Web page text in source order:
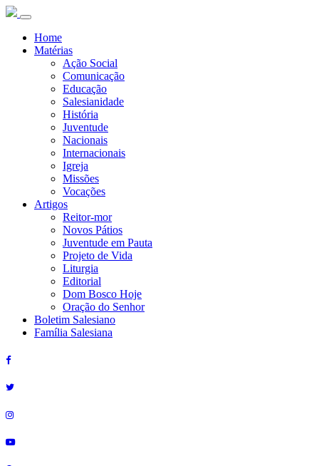
Home
Matérias
Ação Social
Comunicação
Educação
Salesianidade
História
Juventude
Nacionais
Internacionais
Igreja
Missões
Vocações
Artigos
Reitor-mor
Novos Pátios
Juventude em Pauta
Projeto de Vida
Liturgia
Editorial
Dom Bosco Hoje
Oração do Senhor
Boletim Salesiano
Família Salesiana